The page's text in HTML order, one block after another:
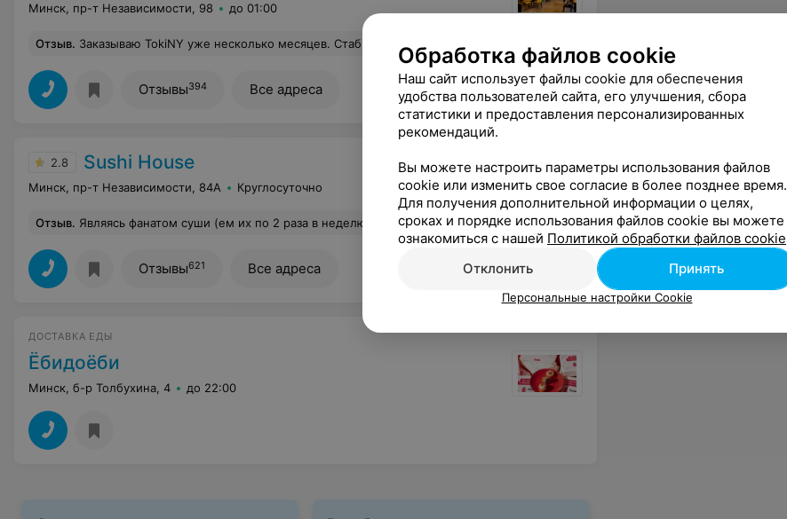
Минск, пр-т Независимости, 98 до 01:00
Отзыв. Заказываю TokiNY уже несколько месяцев. Стабильно быстрая доставка, еда всегда на уровне. Приложение удобное, повторный заказ в пару кликов. Одна из лучших японских доставок в Минске на мой взгляд.
Отзывы394 Все адреса
2.8 Sushi House
Минск, пр-т Независимости, 84А Круглосуточно
Отзыв. Являясь фанатом суши (ем их по 2 раза в неделю и пробовала много где) официально заявляю: это самые отвратные суши. Нам их в подарок на 14 февраля заказала свекровь с доставкой (2 сета). Рис не доварен, внешний вид ужасный, вкус пресный, все кривые , косые. Между собой слиплись и разваливались при попытке взять палочками. Просто 1 из 10. Я думала , что хуже суши, чем в магазинах нет, я ошиблась. Вообще не понравились и мне , и мужу. Выбросили. Поскольку это был заказ с доставкой и делал заказ другой человек, точно не знаю в каком ресторане сети приготовили заказ. Еще
Отзывы621 Все адреса
ДОСТАВКА ЕДЫ
Ёбидоёби
Минск, б-р Толбухина, 4 до 22:00
Обработка файлов cookie
Наш сайт использует файлы cookie для обеспечения
удобства пользователей сайта, его улучшения, сбора
статистики и предоставления персонализированных
рекомендаций.
Вы можете настроить параметры использования файлов
cookie или изменить свое согласие в более позднее время.
Для получения дополнительной информации о целях,
сроках и порядке использования файлов cookie вы можете
ознакомиться с нашей Политикой обработки файлов cookie
Отклонить
Принять
Персональные настройки Cookie